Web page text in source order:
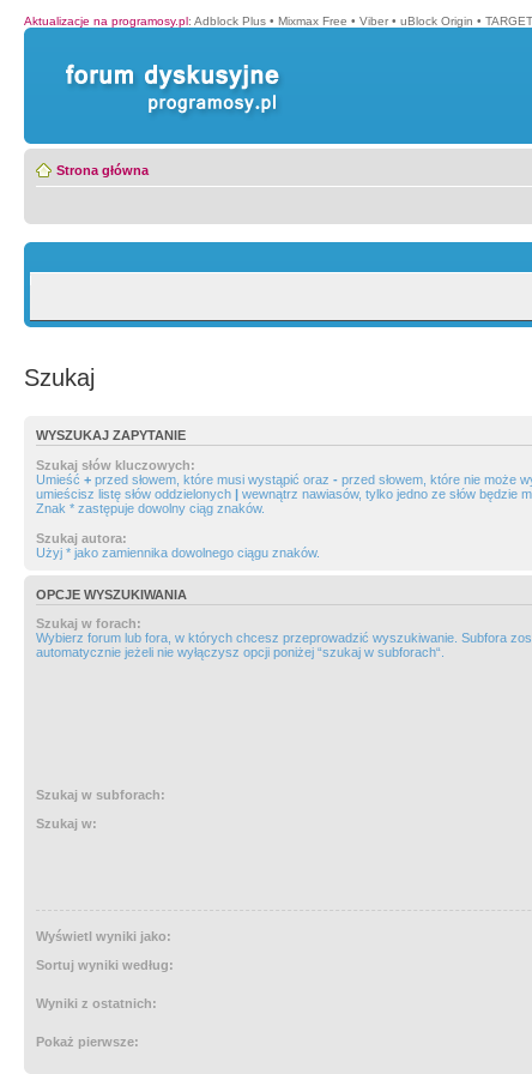
Aktualizacje na programosy.pl: Adblock Plus • Mixmax Free • Viber • uBlock Origin •
Strona główna
Szukaj
WYSZUKAJ ZAPYTANIE
Szukaj słów kluczowych:
Umieść + przed słowem, które musi wystąpić oraz - przed słowem, które nie może
umieścisz listę słów oddzielonych | wewnątrz nawiasów, tylko jedno ze słów będzie
Znak * zastępuje dowolny ciąg znaków.
Szukaj autora:
Użyj * jako zamiennika dowolnego ciągu znaków.
OPCJE WYSZUKIWANIA
Szukaj w forach:
Wybierz forum lub fora, w których chcesz przeprowadzić wyszukiwanie. Subfora
automatycznie jeżeli nie wyłączysz opcji poniżej “szukaj w subforach“.
Szukaj w subforach:
Szukaj w:
Wyświetl wyniki jako:
Sortuj wyniki według:
Wyniki z ostatnich:
Pokaż pierwsze: